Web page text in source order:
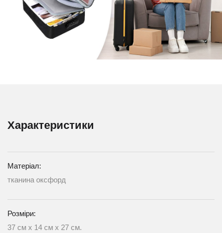
Характеристики
Матеріал:
тканина оксфорд
Розміри:
37 см х 14 см х 27 см.